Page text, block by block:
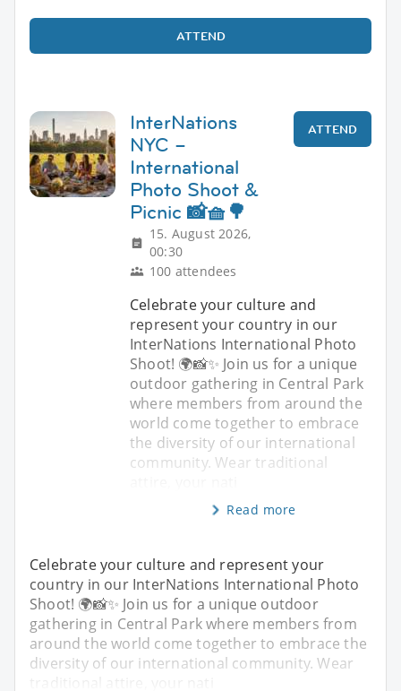
ATTEND
InterNations
NYC –
International
Photo Shoot &
Picnic 📸🧺🌳
15. August 2026,
00:30
100 attendees
ATTEND
Celebrate your culture and
represent your country in our
InterNations International Photo
Shoot! 🌍📸✨ Join us for a unique
outdoor gathering in Central Park
where members from around the
world come together to embrace
the diversity of our international
community. Wear traditional
Read more
Celebrate your culture and represent your
country in our InterNations International Photo
Shoot! 🌍📸✨ Join us for a unique outdoor
gathering in Central Park where members from
around the world come together to embrace the
diversity of our international community. Wear